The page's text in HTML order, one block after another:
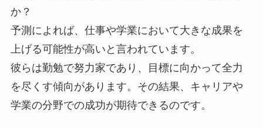
か？
予測によれば、仕事や学業において大きな成果を
上げる可能性が高いと言われています。
彼らは勤勉で努力家であり、目標に向かって全力
を尽くす傾向があります。その結果、キャリアや
学業の分野での成功が期待できるのです。